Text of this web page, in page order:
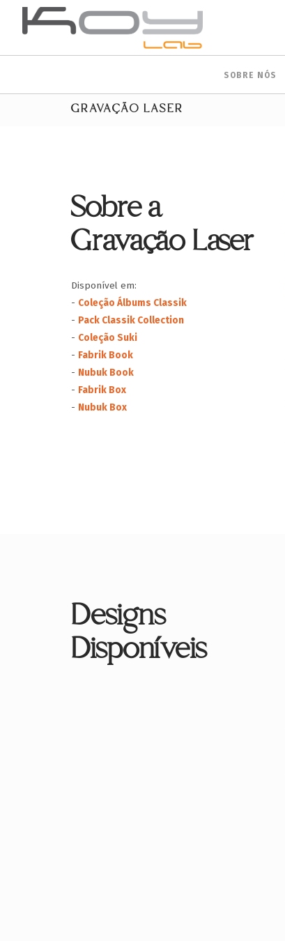
SOBRE NÓS
GRAVAÇÃO LASER
Sobre a
Gravação Laser
Disponível em:
- Coleção Álbums Classik
- Pack Classik Collection
- Coleção Suki
- Fabrik Book
- Nubuk Book
- Fabrik Box
- Nubuk Box
Designs
Disponíveis